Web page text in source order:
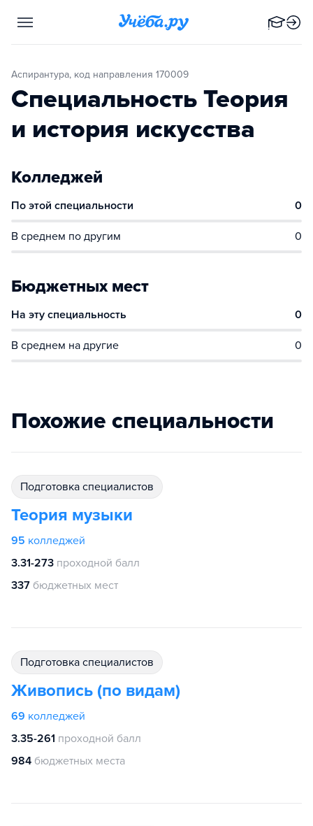
Аспирантура, код направления 170009
Специальность Теория
и история искусства
Колледжей
По этой специальности 0
В среднем по другим 0
Бюджетных мест
На эту специальность 0
В среднем на другие 0
Похожие специальности
подготовка специалистов
Теория музыки
95 колледжей
3.31-273 проходной балл
337 бюджетных мест
подготовка специалистов
Живопись (по видам)
69 колледжей
3.35-261 проходной балл
984 бюджетных места